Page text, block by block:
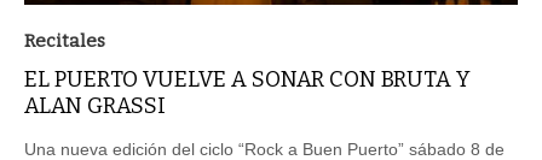
Recitales
EL PUERTO VUELVE A SONAR CON BRUTA Y
ALAN GRASSI
Una nueva edición del ciclo “Rock a Buen Puerto” sábado 8 de